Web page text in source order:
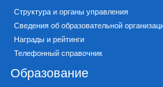
Структура и органы управления
Сведения об образовательной
Награды и рейтинги
Телефонный справочник
Образование